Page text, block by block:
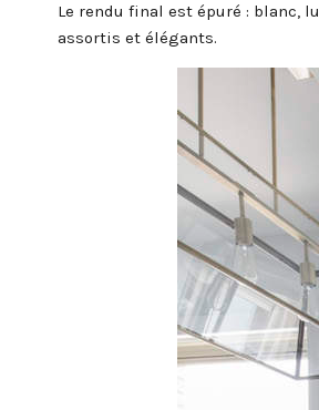
Le rendu final est épuré : blanc,
assortis et élégants.